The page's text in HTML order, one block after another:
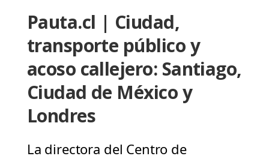
Pauta.cl | Ciudad,
transporte público y
acoso callejero: Santiago,
Ciudad de México y
Londres
La directora del Centro de